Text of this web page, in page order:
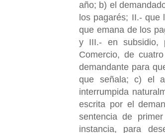
año; b) el
los pagarés; II.- que
que emana de los
y III.- en subsidio,
Comercio, de
demandante para
que señala; c) el
interrumpida
escrita por el
sentencia de
instancia, para